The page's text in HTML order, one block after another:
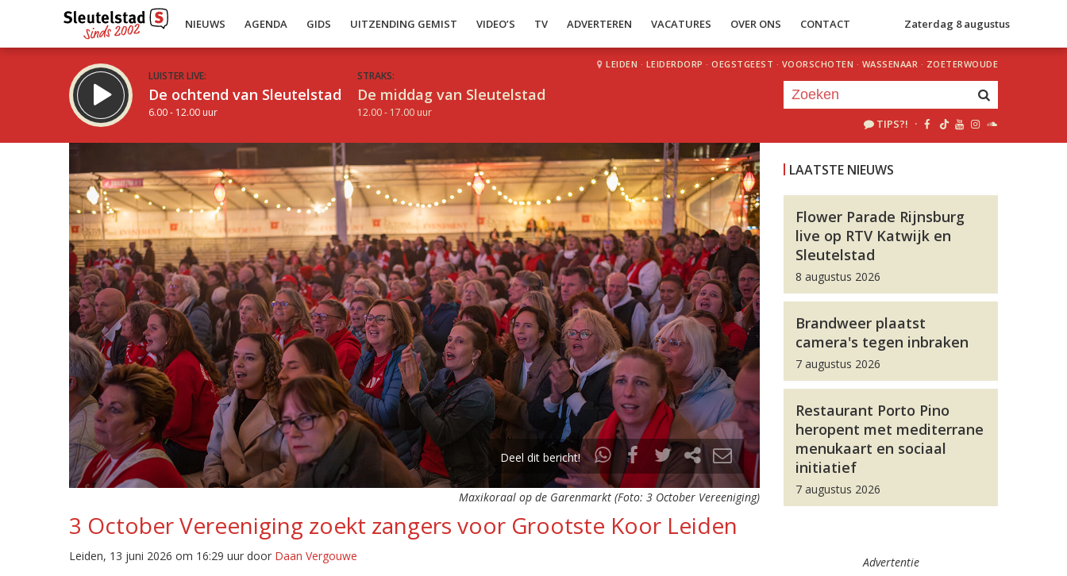
NIEUWS AGENDA GIDS UITZENDING GEMIST VIDEO’S TV ADVERTEREN VACATURES OVER ONS CONTACT Zaterdag 8 augustus
LUISTER LIVE:
De ochtend van Sleutelstad
6.00 - 12.00 uur
STRAKS:
De middag van Sleutelstad
12.00 - 17.00 uur
LEIDEN · LEIDERDORP · OEGSTGEEST · VOORSCHOTEN · WASSENAAR · ZOETERWOUDE
TIPS?! ·
Inklappen
Deel dit bericht!
Maxikoraal op de Garenmarkt (Foto: 3 October Vereeniging)
3 October Vereeniging zoekt zangers voor Grootste Koor Leiden
Leiden, 13 juni 2026 om 16:29 uur door Daan Vergouwe
LAATSTE NIEUWS
Flower Parade Rijnsburg
live op RTV Katwijk en
Sleutelstad
8 augustus 2026
Brandweer plaatst
camera's tegen inbraken
7 augustus 2026
Restaurant Porto Pino
heropent met mediterrane
menukaart en sociaal
initiatief
7 augustus 2026
Advertentie